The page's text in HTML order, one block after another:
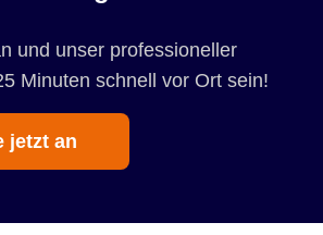
und unser professioneller
Minuten schnell vor Ort sein!
jetzt an